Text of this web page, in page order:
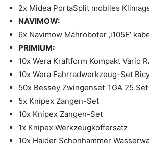
2x Midea PortaSplit mobiles
NAVIMOW:
6x Navimow Mähroboter ‚i105E‘
PRIMIUM:
10x Wera Kraftform Kompakt Vario
10x Wera Fahrradwerkzeug-Set
50x Bessey Zwingenset TGA 25
5x Knipex Zangen-Set
10x Knipex Zangen-Set
1x Knipex Werkzeugkoffersatz
10x Halder Schonhammer